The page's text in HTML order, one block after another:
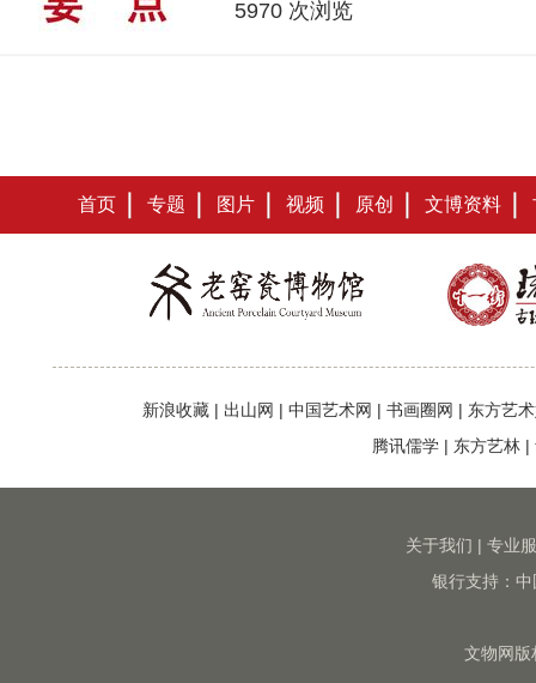
5970 次浏览
首页 专题 图片 视频 原创 文博资料
新浪收藏 | 出山网 | 中国艺术网 | 书画圈网 | 东方艺
腾讯儒学 | 东方艺林 |
关于我们 | 专业
银行支持：
文物网